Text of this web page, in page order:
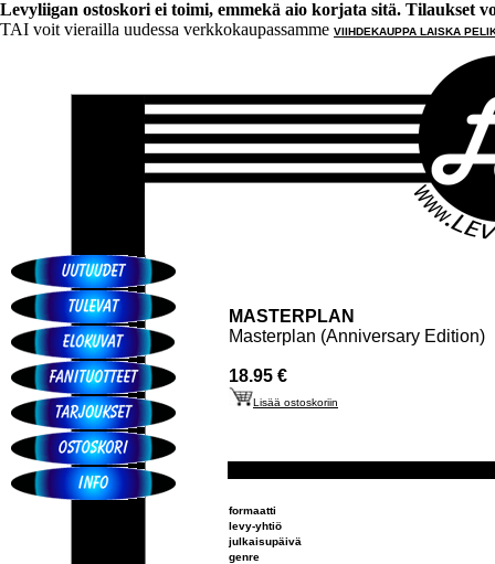
Levyliigan ostoskori ei toimi, emmekä aio korjata sitä. Tilaukset
TAI voit vierailla uudessa verkkokaupassamme VIIHDEKAUPPA LAISKA
MASTERPLAN
Masterplan (Anniversary Edition)
18.95 €
Lisää ostoskoriin
formaatti
levy-yhtiö
julkaisupäivä
genre